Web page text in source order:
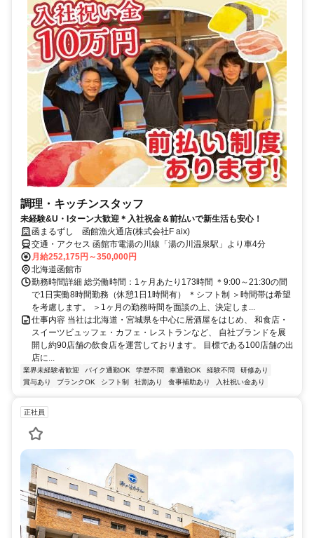
調理・キッチンスタッフ
未経験&U・Iターン大歓迎＊入社祝金＆前払いで新生活も安心！
函まるずし 函館漁火通店(株式会社F aix)
交通・アクセス 函館市電湯の川線「湯の川温泉駅」より車4分
月給252,175円～350,000円
北海道函館市
勤務時間詳細 総労働時間：1ヶ月あたり173時間 ＊9:00～21:30の間
で1日実働8時間勤務（休憩1日1時間有） ＊シフト制 ＞時間帯は希望
を考慮します。 ＞1ヶ月の勤務時間を面談の上、決定しま...
仕事内容 当社は北海道・宮城県を中心に居酒屋をはじめ、 和食店・
スイーツビュッフェ・カフェ・レストランなど、 自社ブランドを展
開し約90店舗の飲食店を運営しております。 目標である100店舗の出
店に...
業界未経験者歓迎 バイク通勤OK 学歴不問 車通勤OK 経験不問
研修あり
賞与あり
ブランクOK シフト制 社割あり 食事補助あり 入社祝い金あり
正社員